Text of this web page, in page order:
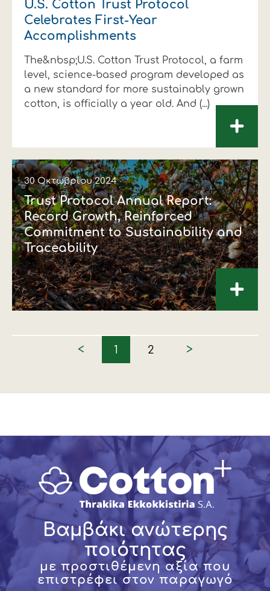
U.S. Cotton Trust Protocol
Celebrates First-Year
Accomplishments
The&nbsp;U.S. Cotton Trust Protocol, a farm
level, science-based program developed as
a new standard for more sustainably grown
cotton, is officially a year old. And (...)
+
30 Οκτωβρίου 2024
Trust Protocol Annual Report:
Record Growth, Reinforced
Commitment to Sustainability and
Traceability
+
< 1 2 >
Βαμβάκι ανώτερης
ποιότητας
με προστιθέμενη αξία που
επιστρέφει στον παραγωγό